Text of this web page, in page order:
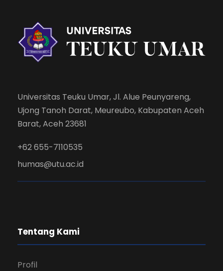
Universitas Teuku Umar, Jl. Alue Peunyareng,
Ujong Tanoh Darat, Meureubo, Kabupaten Aceh
Barat, Aceh 23681
+62 655-7110535
humas@utu.ac.id
Tentang Kami
Profil